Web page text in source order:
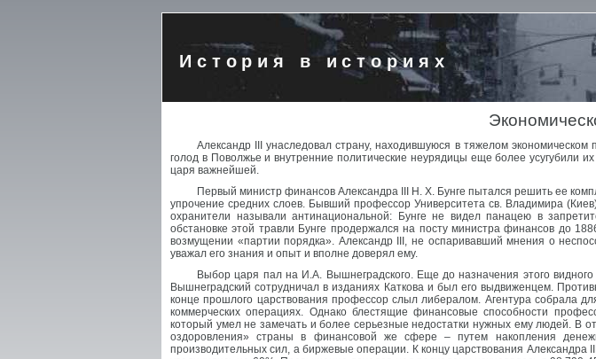
История в историях
Александр III унаследовал страну, находившуюся в тяжелом
голод в Поволжье и внутренние политические неурядицы еще более усугубили
царя важнейшей.
Первый министр финансов Александра III Н. X. Бунге пытался решить ее
упрочение средних слоев. Бывший профессор Университета св. Владимира
охранители называли антинациональной: Бунге не видел панацею в
обстановке этой травли Бунге продержался на посту министра финансов до
возмущении «партии порядка». Александр III, не оспаривавший мнения о
уважал его знания и опыт и вполне доверял ему.
Выбор царя пал на И.А. Вышнеградского. Еще до назначения этого
Вышнеградский сотрудничал в изданиях Каткова и был его выдвиженцем.
конце прошлого царствования профессор слыл либералом. Агентура собрала
коммерческих операциях. Однако блестящие финансовые способности
который умел не замечать и более серьезные недостатки нужных ему людей. В
оздоровления» страны в финансовой же сфере – путем накопления
производительных сил, а биржевые операции. К концу царствования